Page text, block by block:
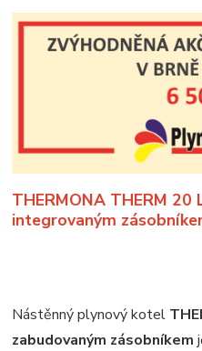
THERMONA THERM
integrovaným
Nástěnný plynový kotel
zabudovaným zásobníkem